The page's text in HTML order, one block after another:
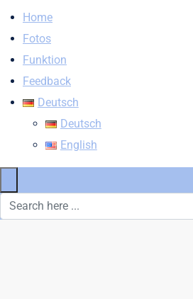
Home
Fotos
Funktion
Feedback
Deutsch
Deutsch
English